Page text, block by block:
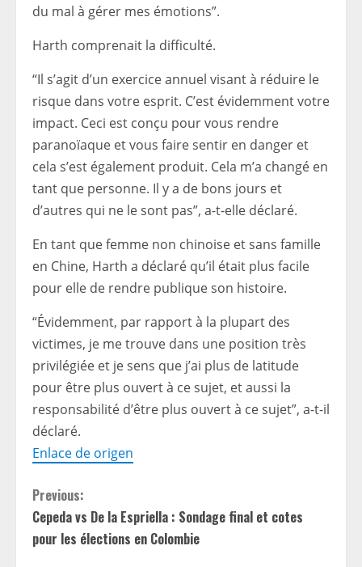
du mal à gérer mes émotions”.
Harth comprenait la difficulté.
“Il s’agit d’un exercice annuel visant à réduire le
risque dans votre esprit. C’est évidemment votre
impact. Ceci est conçu pour vous rendre
paranoïaque et vous faire sentir en danger et
cela s’est également produit. Cela m’a changé en
tant que personne. Il y a de bons jours et
d’autres qui ne le sont pas”, a-t-elle déclaré.
En tant que femme non chinoise et sans famille
en Chine, Harth a déclaré qu’il était plus facile
pour elle de rendre publique son histoire.
“Évidemment, par rapport à la plupart des
victimes, je me trouve dans une position très
privilégiée et je sens que j’ai plus de latitude
pour être plus ouvert à ce sujet, et aussi la
responsabilité d’être plus ouvert à ce sujet”, a-t-il
déclaré.
Enlace de origen
C
o
Previous:
Cepeda vs De la Espriella : Sondage final et cotes
pour les élections en Colombie